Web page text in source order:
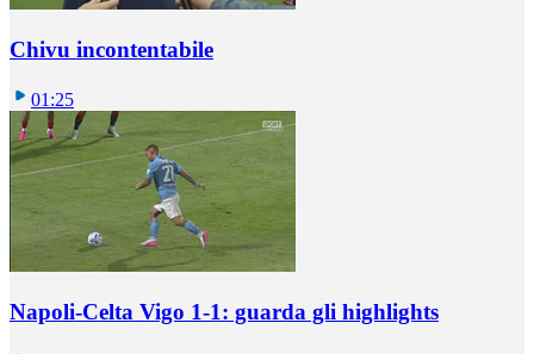
Chivu incontentabile
01:25
Napoli-Celta Vigo 1-1: guarda gli highlights